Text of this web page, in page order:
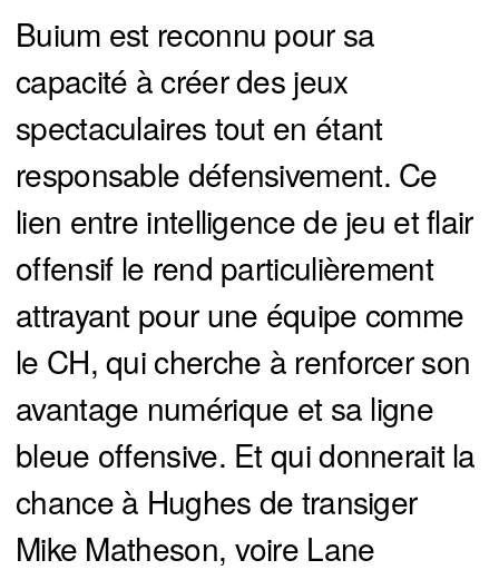
Buium est reconnu pour sa
capacité à créer des jeux
spectaculaires tout en étant
responsable défensivement. Ce
lien entre intelligence de jeu et flair
offensif le rend particulièrement
attrayant pour une équipe comme
le CH, qui cherche à renforcer son
avantage numérique et sa ligne
bleue offensive. Et qui donnerait la
chance à Hughes de transiger
Mike Matheson, voire Lane